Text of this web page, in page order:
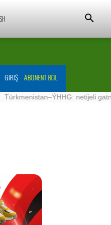
GIRIŞ ABONENT BOL
netijeli